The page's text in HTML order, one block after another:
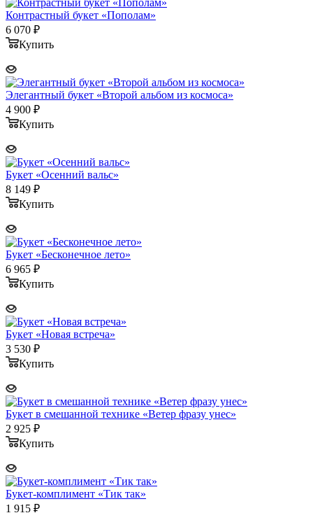
Контрастный букет «Пополам»
6 070 ₽
Купить
Элегантный букет «Второй альбом из космоса»
4 900 ₽
Купить
Букет «Осенний вальс»
8 149 ₽
Купить
Букет «Бесконечное лето»
6 965 ₽
Купить
Букет «Новая встреча»
3 530 ₽
Купить
Букет в смешанной технике «Ветер фразу унес»
2 925 ₽
Купить
Букет-комплимент «Тик так»
1 915 ₽